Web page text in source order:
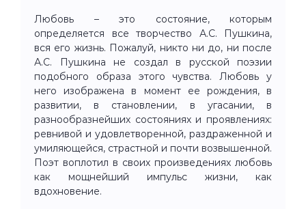
Любовь – это состояние, которым
определяется все творчество А.С. Пушкина,
вся его жизнь. Пожалуй, никто ни до, ни после
А.С. Пушкина не создал в русской поэзии
подобного образа этого чувства. Любовь у
него изображена в момент ее рождения, в
развитии, в становлении, в угасании, в
разнообразнейших состояниях и проявлениях:
ревнивой и удовлетворенной, раздраженной и
умиляющейся, страстной и почти возвышенной.
Поэт воплотил в своих произведениях любовь
как мощнейший импульс жизни, как
вдохновение.